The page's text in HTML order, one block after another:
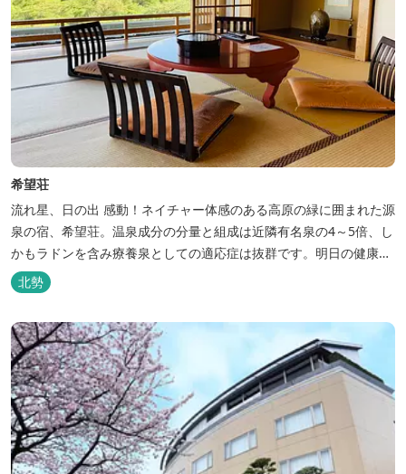
希望荘
流れ星、日の出 感動！ネイチャー体感のある高原の緑に囲まれた源
泉の宿、希望荘。温泉成分の分量と組成は近隣有名泉の4～5倍、し
かもラドンを含み療養泉としての適応症は抜群です。明日の健康
に、ご宿泊はもちろん日帰り入浴もお気軽にお立ち寄り下さい。 熱
気浴ラドンの泉も新たにオープン！ぜひご利用ください。
北勢